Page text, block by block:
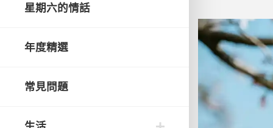
星期六的情話
年度精選
常見問題